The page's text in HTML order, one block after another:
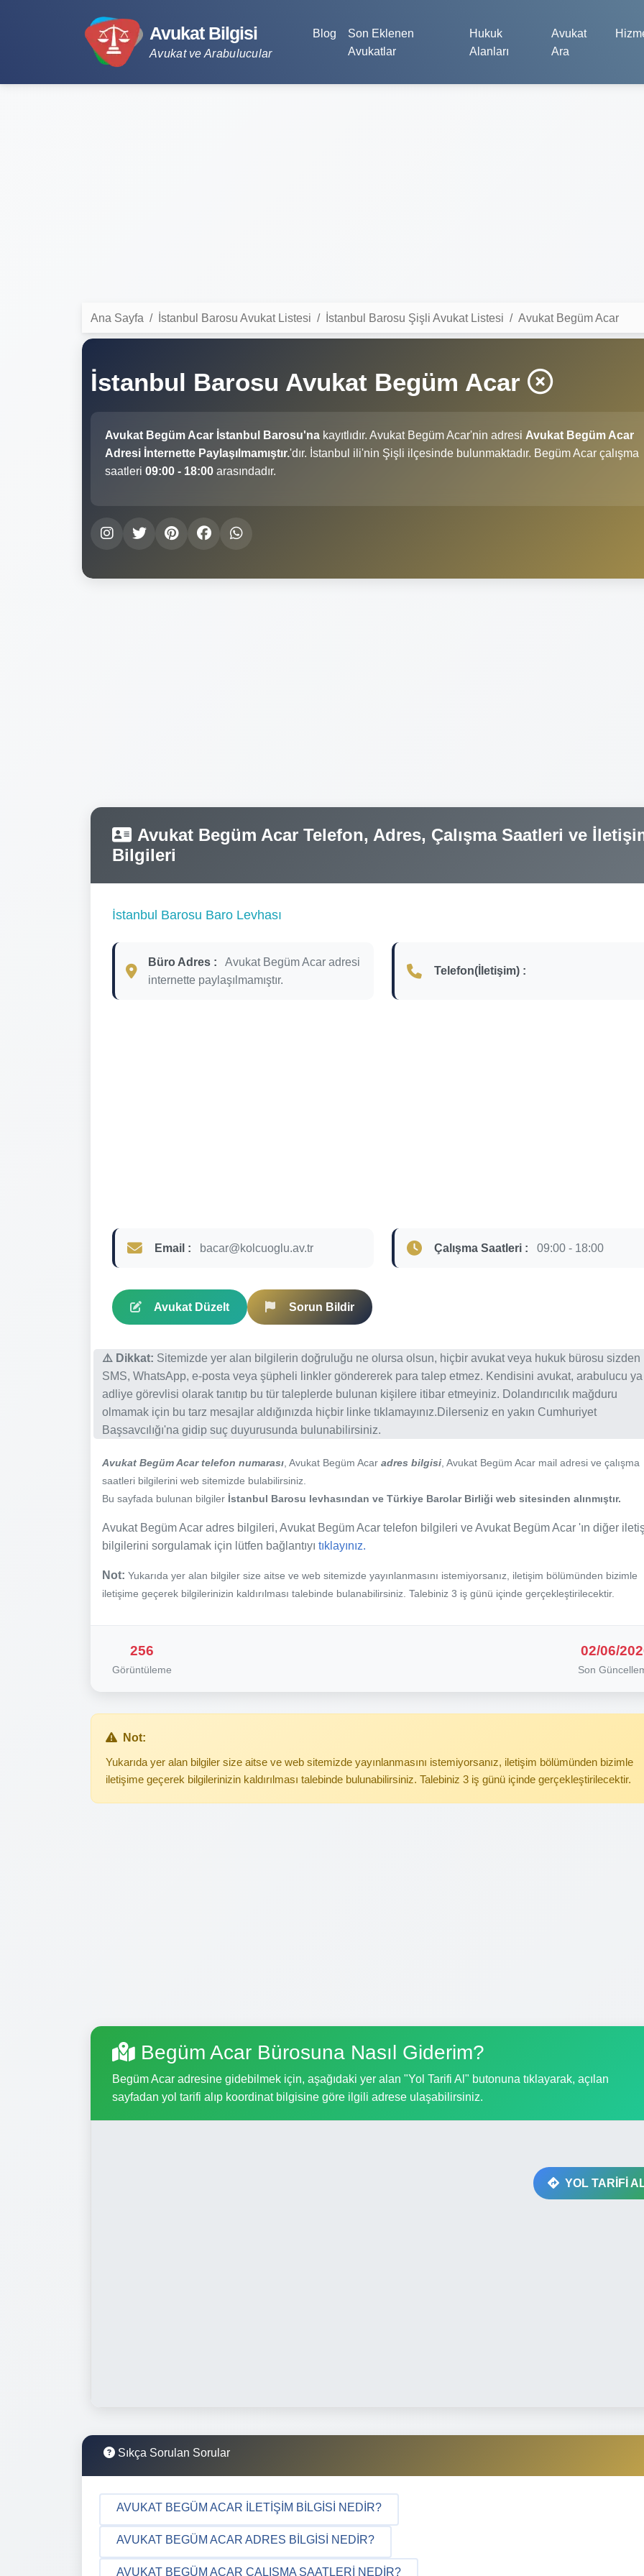
Avukat Bilgisi
Avukat ve Arabulucular
Blog
Son Eklenen
Avukatlar
Hukuk
Alanları
Avukat
Ara
Ana Sayfa İstanbul Barosu Avukat Listesi İstanbul Barosu Şişli Avukat Listesi Avukat Begüm Acar
İstanbul Barosu Avukat Begüm Acar
Avukat Begüm Acar İstanbul Barosu'na kayıtlıdır. Avukat Begüm Acar'nin adresi Avukat Begüm Acar
Adresi İnternette Paylaşılmamıştır.'dır. İstanbul ili'nin Şişli ilçesinde bulunmaktadır. Begüm Acar çalışma
saatleri 09:00 - 18:00 arasındadır.
Avukat Begüm Acar Telefon, Adres, Çalışma Saatleri ve
Bilgileri
İstanbul Barosu Baro Levhası
Büro Adres :
Avukat Begüm Acar adresi
internette paylaşılmamıştır.
Telefon(İletişim) :
Email : bacar@kolcuoglu.av.tr Çalışma Saatleri : 09:00 - 18:00
Avukat Düzelt Sorun Bildir
⚠️ Dikkat: Sitemizde yer alan bilgilerin doğruluğu ne olursa olsun, hiçbir avukat veya hukuk bürosu sizden
SMS, WhatsApp, e-posta veya şüpheli linkler göndererek para talep etmez. Kendisini avukat, arabulucu
adliye görevlisi olarak tanıtıp bu tür taleplerde bulunan kişilere itibar etmeyiniz. Dolandırıcılık mağduru
olmamak için bu tarz mesajlar aldığınızda hiçbir linke tıklamayınız.Dilerseniz en yakın Cumhuriyet
Başsavcılığı'na gidip suç duyurusunda bulunabilirsiniz.
Avukat Begüm Acar telefon numarası , Avukat Begüm Acar adres bilgisi , Avukat Begüm Acar mail adresi ve çalışma
saatleri bilgilerini web sitemizde bulabilirsiniz.
Bu sayfada bulunan bilgiler İstanbul Barosu levhasından ve Türkiye Barolar Birliği web sitesinden alınmıştır.
Avukat Begüm Acar adres bilgileri, Avukat Begüm Acar telefon bilgileri ve Avukat Begüm Acar 'ın diğer
bilgilerini sorgulamak için lütfen bağlantıyı tıklayınız.
Not: Yukarıda yer alan bilgiler size aitse ve web sitemizde yayınlanmasını istemiyorsanız, iletişim bölümünden bizimle
iletişime geçerek bilgilerinizin kaldırılması talebinde bulanabilirsiniz. Talebiniz 3 iş günü içinde gerçekleştirilecektir.
256
Görüntüleme
02/06/
Son
Not:
Yukarıda yer alan bilgiler size aitse ve web sitemizde yayınlanmasını istemiyorsanız, iletişim bölümünden bizimle
iletişime geçerek bilgilerinizin kaldırılması talebinde bulunabilirsiniz. Talebiniz 3 iş günü içinde gerçekleştirilecektir.
Begüm Acar Bürosuna Nasıl Giderim?
Begüm Acar adresine gidebilmek için, aşağıdaki yer alan "Yol Tarifi Al" butonuna tıklayarak, açılan
sayfadan yol tarifi alıp koordinat bilgisine göre ilgili adrese ulaşabilirsiniz.
YOL TARİFİ
Sıkça Sorulan Sorular
AVUKAT BEGÜM ACAR İLETIŞIM BILGISI NEDIR?
AVUKAT BEGÜM ACAR ADRES BILGISI NEDIR?
AVUKAT BEGÜM ACAR ÇALIŞMA SAATLERI NEDIR?